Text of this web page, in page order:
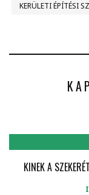
KERÜLETI ÉPÍTÉSI
KINEK A